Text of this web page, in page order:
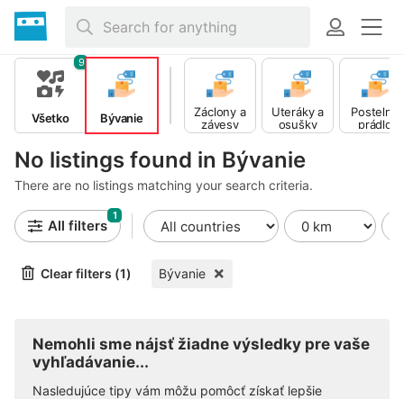
No listings found in Bývanie
There are no listings matching your search criteria.
Všetko
9
Bývanie
Záclony a
závesy
Uteráky a
osušky
Postelné
prádlo
All filters
1
Clear filters (1) Bývanie
Nemohli sme nájsť žiadne výsledky pre vaše
vyhľadávanie...
Nasledujúce tipy vám môžu pomôcť získať lepšie